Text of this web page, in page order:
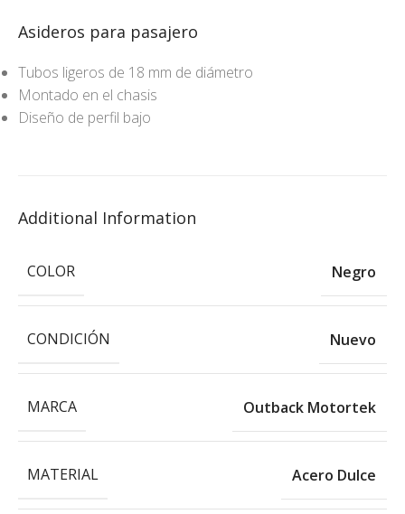
Asideros para pasajero
Tubos ligeros de 18 mm de diámetro
Montado en el chasis
Diseño de perfil bajo
Additional Information
COLOR Negro
CONDICIÓN Nuevo
MARCA Outback Motortek
MATERIAL Acero Dulce